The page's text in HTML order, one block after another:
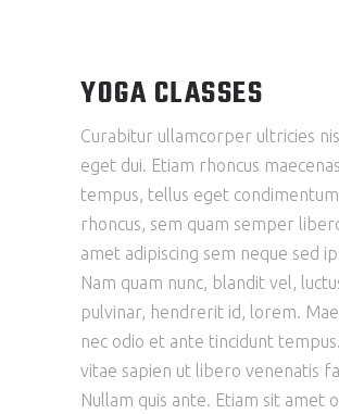
YOGA CLASSES
Curabitur ullamcorper ultricies
eget dui. Etiam rhoncus maecenas
tempus, tellus eget condimentum
rhoncus, sem quam semper
amet adipiscing sem neque sed
Nam quam nunc, blandit vel,
pulvinar, hendrerit id, lorem.
nec odio et ante tincidunt
vitae sapien ut libero venenatis
Nullam quis ante. Etiam sit amet